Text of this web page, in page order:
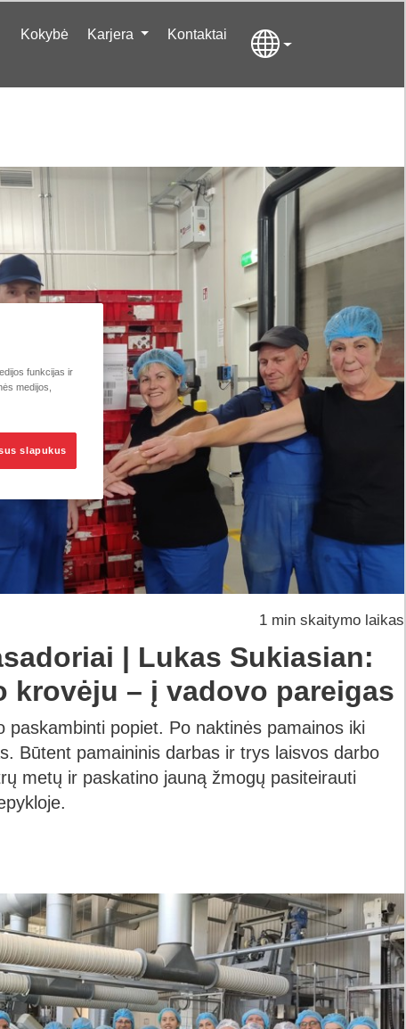
Kokybė Karjera Kontaktai
1 min skaitymo laikas
| Lukas Sukiasian:
krovėju – į vadovo pareigas
paskambinti popiet. Po naktinės pamainos iki
Būtent pamaininis darbas ir trys laisvos darbo
metų ir paskatino jauną žmogų pasiteirauti
funkcijas ir
medijos,
slapukus